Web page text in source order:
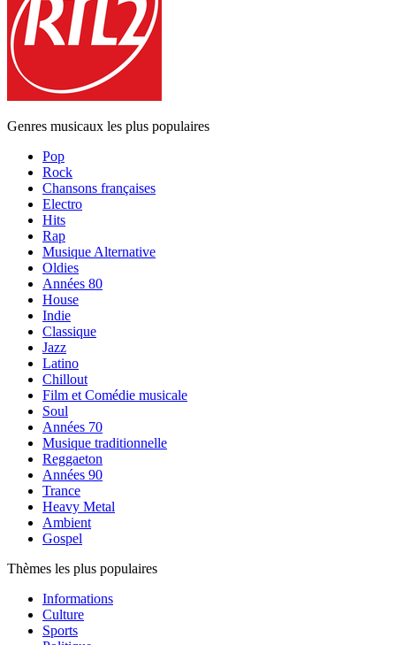
Genres musicaux les plus populaires
Pop
Rock
Chansons françaises
Electro
Hits
Rap
Musique Alternative
Oldies
Années 80
House
Indie
Classique
Jazz
Latino
Chillout
Film et Comédie musicale
Soul
Années 70
Musique traditionnelle
Reggaeton
Années 90
Trance
Heavy Metal
Ambient
Gospel
Thèmes les plus populaires
Informations
Culture
Sports